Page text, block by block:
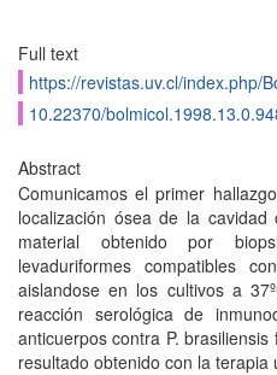
Full text
https://revistas.uv.cl/index.php/
10.22370/
Abstract
Comunicamos el primer
localización ósea de la
material obtenido por
levaduriformes compatibles
aislandose en los cultivos a
reacción serológica de
anticuerpos contra P.
resultado obtenido con la terapia